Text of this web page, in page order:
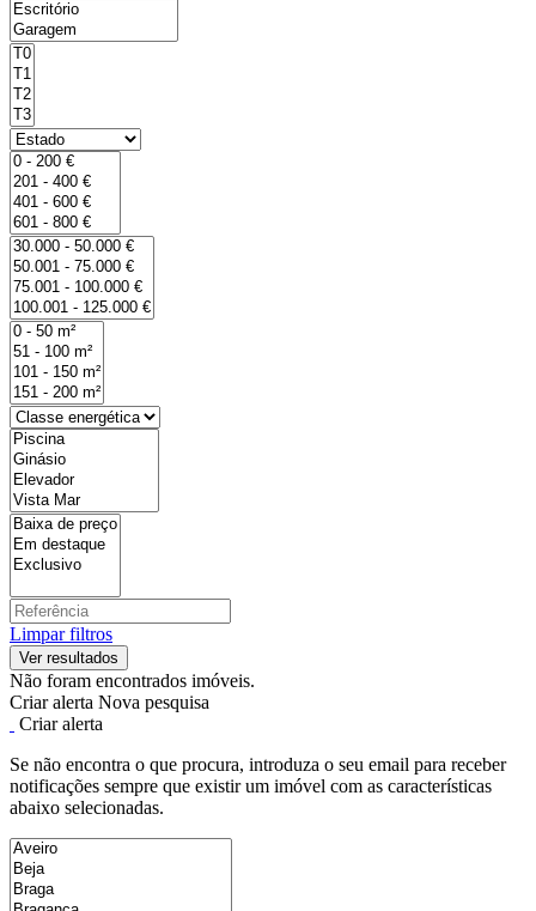
Limpar filtros
Não foram encontrados imóveis.
Criar alerta Nova pesquisa
Criar alerta
Se não encontra o que procura, introduza o seu email para receber
notificações sempre que existir um imóvel com as características
abaixo selecionadas.